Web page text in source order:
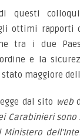
questi
ottimi rapporti
tra i due
e la
maggiore
dal sito web
Carabinieri
Ministero